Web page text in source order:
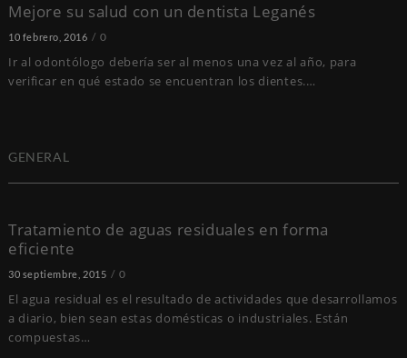
Mejore su salud con un dentista Leganés
10 febrero, 2016 0
Ir al odontólogo debería ser al menos una vez al año, para
verificar en qué estado se encuentran los dientes.…
GENERAL
Tratamiento de aguas residuales en forma
eficiente
30 septiembre, 2015 0
El agua residual es el resultado de actividades que desarrollamos
a diario, bien sean estas domésticas o industriales. Están
compuestas…